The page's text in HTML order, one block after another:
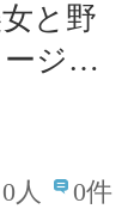
と野
ージ…
0人 0件